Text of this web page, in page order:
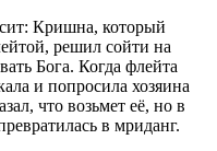
Кришна, который
решил сойти на
Бога. Когда флейта
и попросила хозяина
что возьмет её, но в
в мриданг.